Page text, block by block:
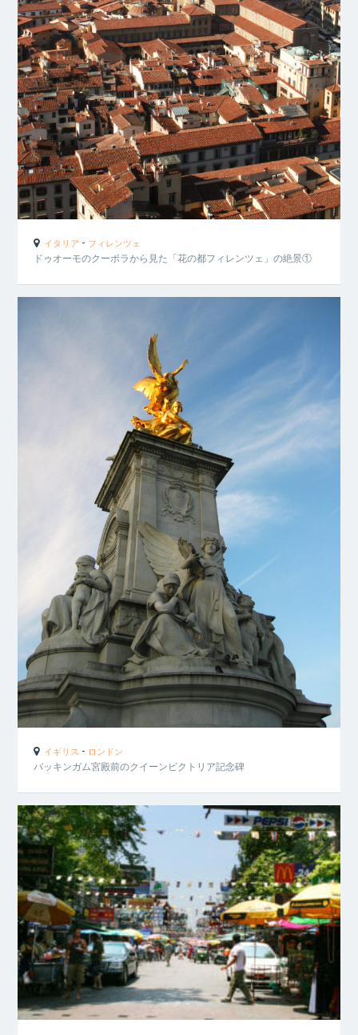
イタリア - フィレンツェ
ドゥオーモのクーポラから見た「花の都フィレンツェ」の絶景①
イギリス - ロンドン
バッキンガム宮殿前のクイーンビクトリア記念碑